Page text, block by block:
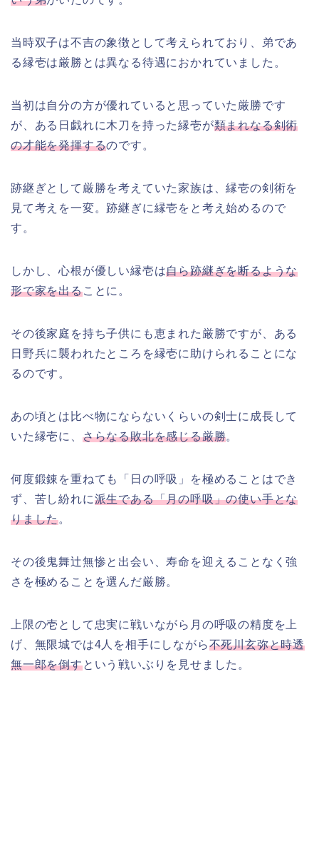
当時双子は不吉の象徴として考えられており、弟であ
る縁壱は厳勝とは異なる待遇におかれていました。
当初は自分の方が優れていると思っていた厳勝です
が、ある日戯れに木刀を持った縁壱が類まれなる剣術
の才能を発揮するのです。
跡継ぎとして厳勝を考えていた家族は、縁壱の剣術を
見て考えを一変。跡継ぎに縁壱をと考え始めるので
す。
しかし、心根が優しい縁壱は自ら跡継ぎを断るような
形で家を出ることに。
その後家庭を持ち子供にも恵まれた厳勝ですが、ある
日野兵に襲われたところを縁壱に助けられることにな
るのです。
あの頃とは比べ物にならないくらいの剣士に成長して
いた縁壱に、 さらなる敗北を感じる厳勝。
何度鍛錬を重ねても「日の呼吸」を極めることはでき
ず、苦し紛れに派生である「月の呼吸」の使い手とな
りました。
その後鬼舞辻無惨と出会い、寿命を迎えることなく強
さを極めることを選んだ厳勝。
上限の壱として忠実に戦いながら月の呼吸の精度を上
げ、無限城では4人を相手にしながら不死川玄弥と時透
無一郎を倒すという戦いぶりを見せました。